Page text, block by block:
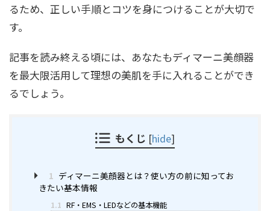
るため、正しい手順とコツを身につけることが大切で
す。
記事を読み終える頃には、あなたもディマーニ美顔器
を最大限活用して理想の美肌を手に入れることができ
るでしょう。
もくじ [hide]
1 ディマーニ美顔器とは？使い方の前に知ってお
きたい基本情報
1.1 RF・EMS・LEDなどの基本機能